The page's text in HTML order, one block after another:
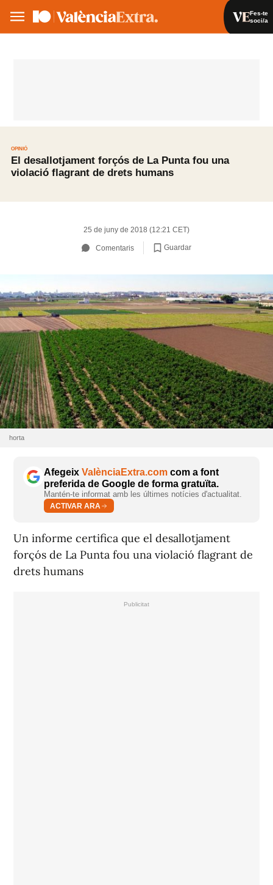
Fes-te
soci/a
OPINIÓ
El desallotjament forçós de La Punta fou una
violació flagrant de drets humans
25 de juny de 2018 (12:21 CET)
Comentaris Guardar
horta
Afegeix ValènciaExtra.com com a font
preferida de Google de forma gratuïta.
Mantén-te informat amb les últimes notícies d'actualitat.
ACTIVAR ARA
Un informe certifica que el desallotjament
forçós de La Punta fou una violació flagrant de
drets humans